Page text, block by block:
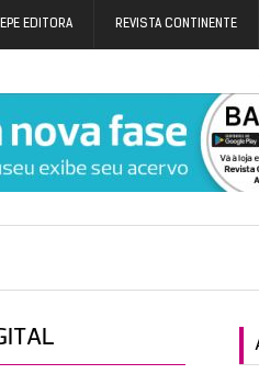
EDITORA REVISTA CONTINENTE